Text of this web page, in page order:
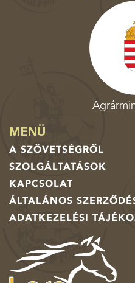
MENÜ
A SZÖVETSÉGRŐL
SZOLGÁLTATÁSOK
KAPCSOLAT
ÁLTALÁNOS
ADATKEZELÉSI